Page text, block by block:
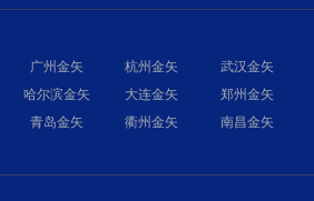
广州金矢 杭州金矢
武汉金矢
哈尔滨金矢 大连金矢
郑州金矢
青岛金矢 衢州金矢
南昌金矢